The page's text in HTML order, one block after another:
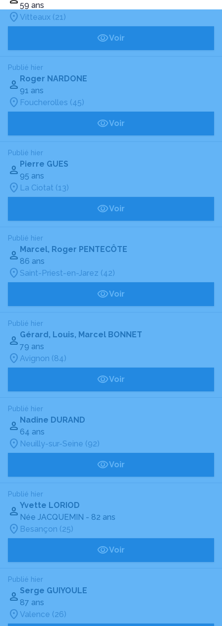
59 ans
Vitteaux (21)
Voir
Publié hier
Roger NARDONE
91 ans
Foucherolles (45)
Voir
Publié hier
Pierre GUES
95 ans
La Ciotat (13)
Voir
Publié hier
Marcel, Roger PENTECÔTE
86 ans
Saint-Priest-en-Jarez (42)
Voir
Publié hier
Gérard, Louis, Marcel BONNET
79 ans
Avignon (84)
Voir
Publié hier
Nadine DURAND
64 ans
Neuilly-sur-Seine (92)
Voir
Publié hier
Yvette LORIOD
Née JACQUEMIN - 82 ans
Besançon (25)
Voir
Publié hier
Serge GUIYOULE
87 ans
Valence (26)